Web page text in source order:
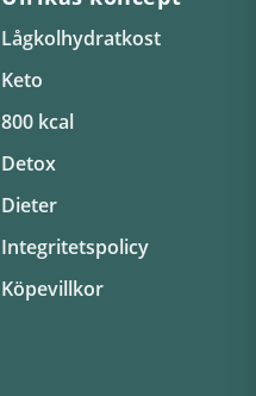
Lågkolhydratkost
Keto
800 kcal
Detox
Dieter
Integritetspolicy
Köpevillkor